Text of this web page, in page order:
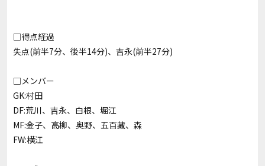
□得点経過
失点(前半7分、後半14分)、吉永(前半27分)
□メンバー
GK:村田
DF:荒川、吉永、白根、堀江
MF:金子、高柳、奥野、五百藏、森
FW:横江